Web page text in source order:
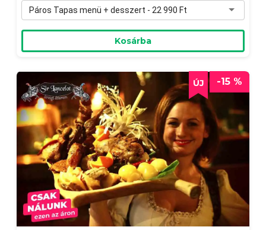
Páros Tapas menü + desszert - 22 990 Ft
Kosárba
-15 %